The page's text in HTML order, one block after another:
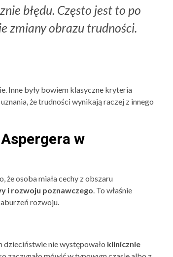
błędu. Często jest to po
zmiany obrazu trudności.
Inne były bowiem klasyczne kryteria
uznania, że trudności wynikają raczej z innego
w
że osoba miała cechy z obszaru
i rozwoju poznawczego. To właśnie
rozwoju.
dzieciństwie nie występowało klinicznie